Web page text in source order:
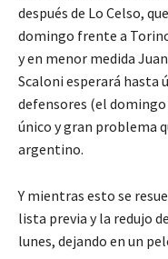
después de Lo Celso,
domingo frente a
y en menor medida
Scaloni esperará
defensores (el
único y gran problema
argentino.
Y mientras esto se
lista previa y la redujo
lunes, dejando en un